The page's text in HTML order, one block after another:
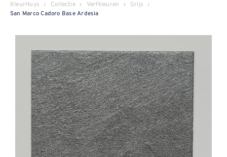
KleurHuys Collectie Verfkleuren Grijs
San Marco Cadoro Base Ardesia